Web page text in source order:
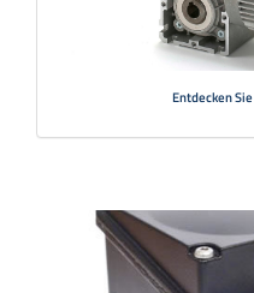
Entdecken Sie